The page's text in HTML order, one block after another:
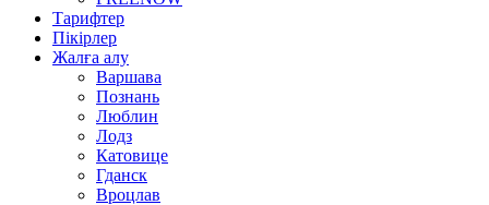
Тарифтер
Пікірлер
Жалға алу
Варшава
Познань
Люблин
Лодз
Катовице
Гданск
Вроцлав